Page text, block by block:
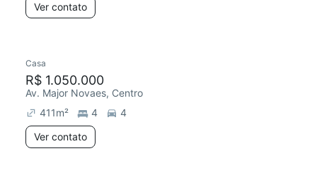
Ver contato
Casa
R$ 1.050.000
Av. Major Novaes, Centro
411m² 4
4
Ver contato